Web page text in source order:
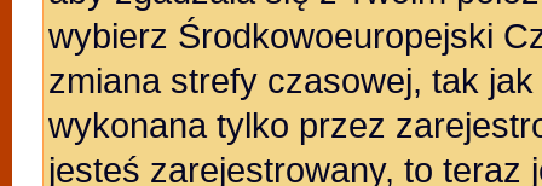
wybierz Środkowoeuropejski
zmiana strefy czasowej, tak
wykonana tylko przez
jesteś zarejestrowany, to teraz